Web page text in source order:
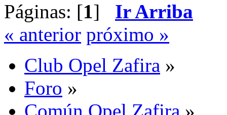
Páginas: [1] Ir Arriba
« anterior próximo »
Club Opel Zafira »
Foro »